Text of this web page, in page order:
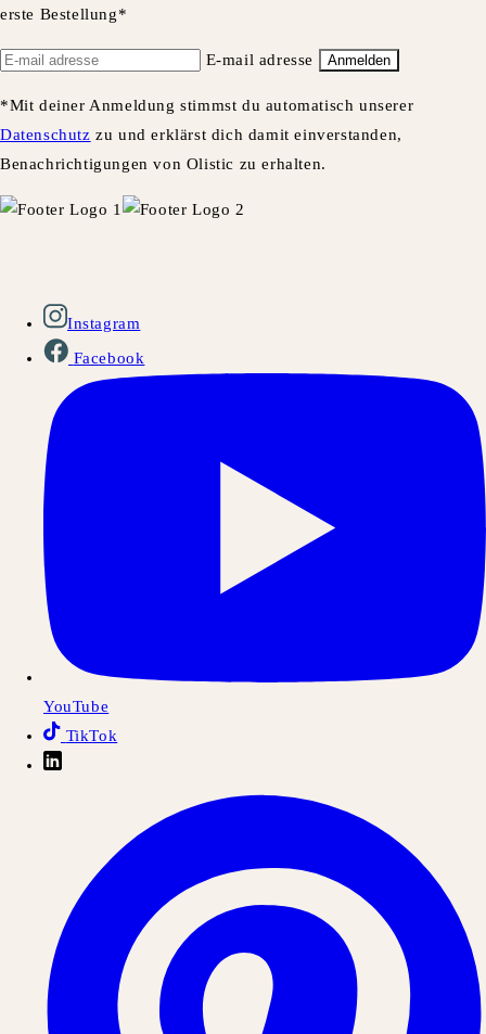
erste Bestellung*
E-mail adresse Anmelden
*Mit deiner Anmeldung stimmst du automatisch unserer
Datenschutz zu und erklärst dich damit einverstanden,
Benachrichtigungen von Olistic zu erhalten.
Instagram
Facebook
YouTube
TikTok